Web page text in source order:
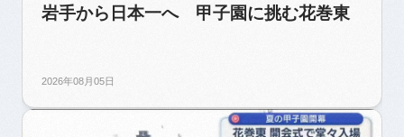
岩手から日本一へ 甲子園に挑む花巻東
2026年08月05日